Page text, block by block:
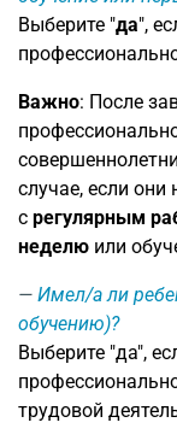
Выберите "да",
Важно: После
случае, если они
с регулярным
неделю или
Имел/а ли
обучению)?
Выберите "да",
трудовой